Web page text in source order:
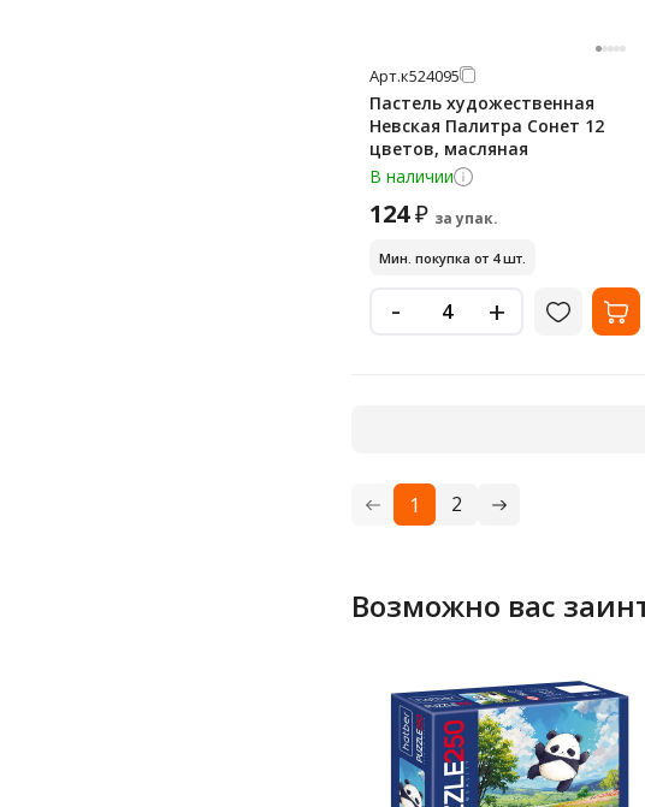
Арт.к524095
Пастель художественная
Невская Палитра Сонет 12
цветов, масляная
В наличии
124₽ за упак.
Мин. покупка от 4 шт.
- +
1 2
Возможно вас